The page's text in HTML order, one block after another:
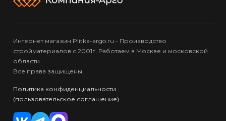
Интернет магазин Plitka-argo.ru - Производство
стройматериалов с 2001г. Работаем в Москве и московской
области.
Все права защищены.
Политика конфиденциальности
(пользовательское соглашение)